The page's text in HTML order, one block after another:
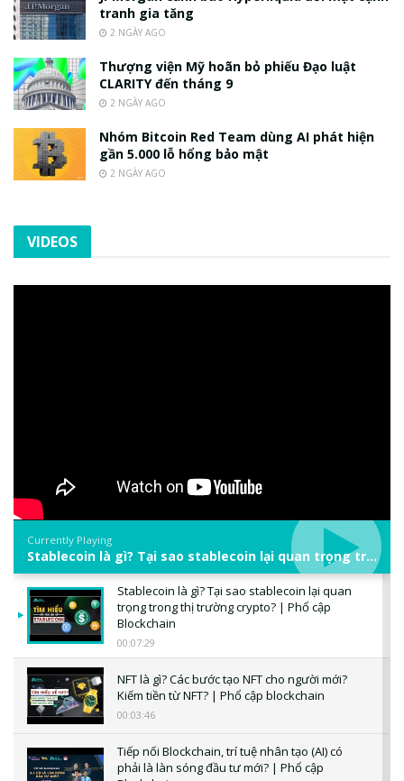
tranh gia tăng
2 NGÀY AGO
Thượng viện Mỹ hoãn bỏ phiếu Đạo luật
CLARITY đến tháng 9
2 NGÀY AGO
Nhóm Bitcoin Red Team dùng AI phát hiện
gần 5.000 lỗ hổng bảo mật
2 NGÀY AGO
VIDEOS
Currently Playing
Stablecoin là gì? Tại sao stablecoin lại quan trọng trong thị trường crypto? | Phổ cập Blockchain
Stablecoin là gì? Tại sao stablecoin lại quan
trọng trong thị trường crypto? | Phổ cập
Blockchain
00:07:29
NFT là gì? Các bước tạo NFT cho người mới?
Kiếm tiền từ NFT? | Phổ cập blockchain
00:03:46
Tiếp nối Blockchain, trí tuệ nhân tạo (AI) có
phải là làn sóng đầu tư mới? | Phổ cập